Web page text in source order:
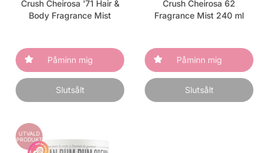
Crush Cheirosa '71 Hair &
Body Fragrance Mist
Påminn mig
Slutsålt
Crush Cheirosa 62
Fragrance Mist 240 ml
Påminn mig
Slutsålt
UTVALD
PRODUKT